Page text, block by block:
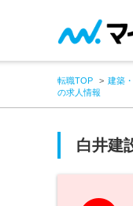
転職TOP 建築
の求人情報
白井建